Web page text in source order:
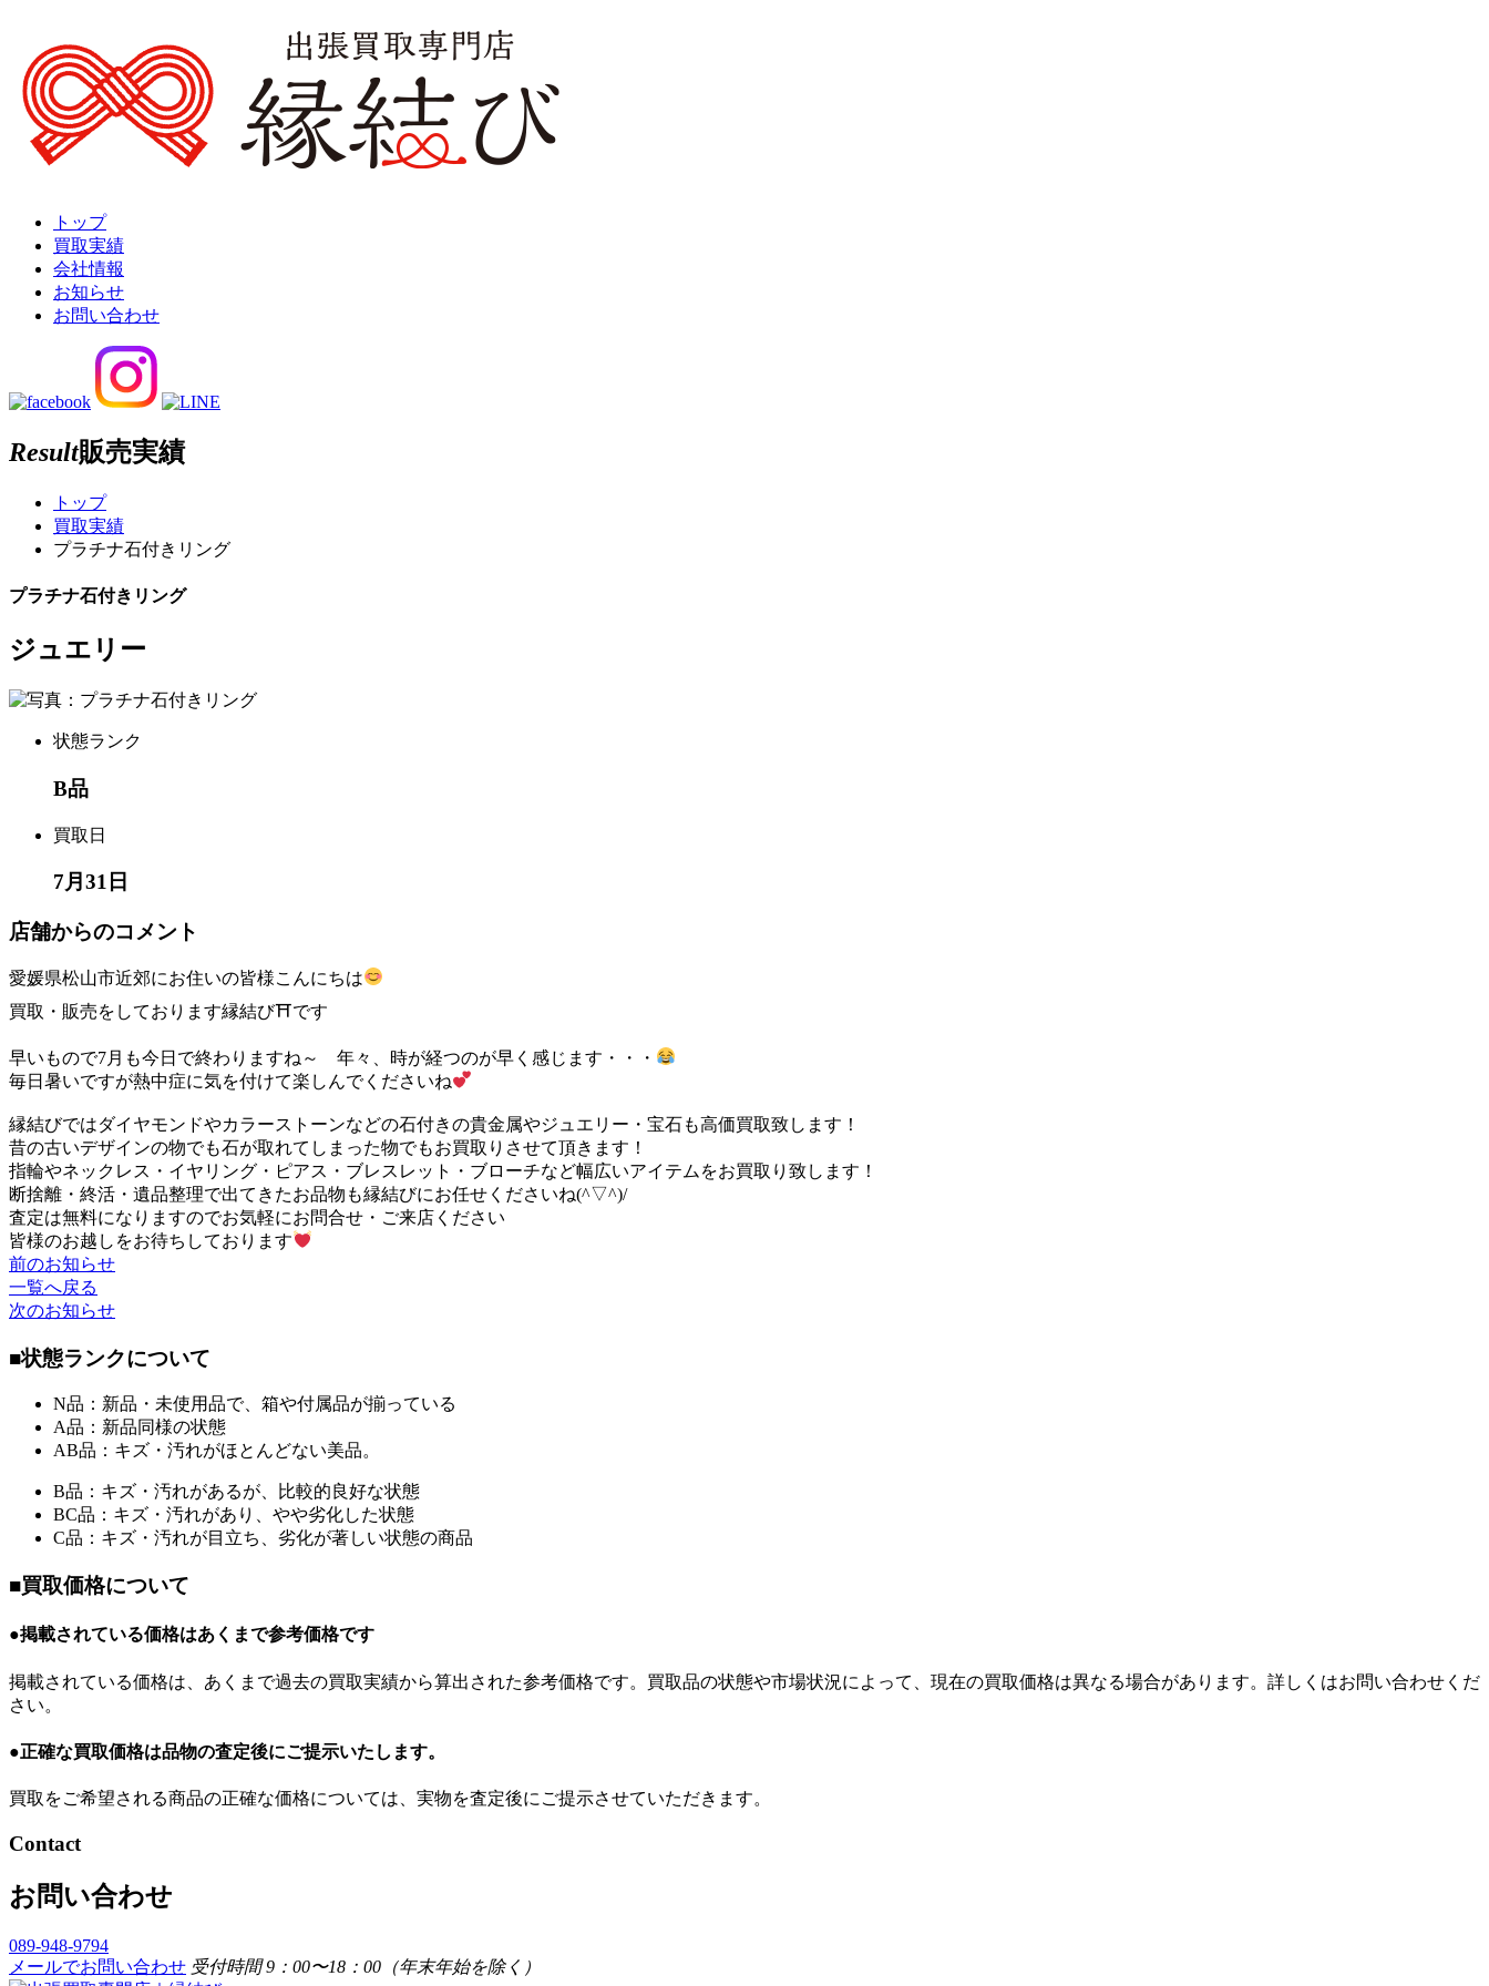
トップ
買取実績
会社情報
お知らせ
お問い合わせ
Result販売実績
トップ
買取実績
プラチナ石付きリング
プラチナ石付きリング
ジュエリー
状態ランク
B品
買取日
7月31日
店舗からのコメント
愛媛県松山市近郊にお住いの皆様こんにちは
買取・販売をしております縁結び⛩です
早いもので7月も今日で終わりますね～ 年々、時が経つのが早く感じます・・・
毎日暑いですが熱中症に気を付けて楽しんでくださいね
縁結びではダイヤモンドやカラーストーンなどの石付きの貴金属やジュエリー・宝石も高価買取致します！
昔の古いデザインの物でも石が取れてしまった物でもお買取りさせて頂きます！
指輪やネックレス・イヤリング・ピアス・ブレスレット・ブローチなど幅広いアイテムをお買取り致します！
断捨離・終活・遺品整理で出てきたお品物も縁結びにお任せくださいね(^▽^)/
査定は無料になりますのでお気軽にお問合せ・ご来店ください
皆様のお越しをお待ちしております
前のお知らせ
一覧へ戻る
次のお知らせ
■状態ランクについて
N品：新品・未使用品で、箱や付属品が揃っている
A品：新品同様の状態
AB品：キズ・汚れがほとんどない美品。
B品：キズ・汚れがあるが、比較的良好な状態
BC品：キズ・汚れがあり、やや劣化した状態
C品：キズ・汚れが目立ち、劣化が著しい状態の商品
■買取価格について
●掲載されている価格はあくまで参考価格です
掲載されている価格は、あくまで過去の買取実績から算出された参考価格です。買取品の状態や市場状況によって、現在の買取価格は異なる場合があります。詳しくはお問い合わせくだ
さい。
●正確な買取価格は品物の査定後にご提示いたします。
買取をご希望される商品の正確な価格については、実物を査定後にご提示させていただきます。
Contact
お問い合わせ
089-948-9794
メールでお問い合わせ 受付時間 9：00〜18：00（年末年始を除く）